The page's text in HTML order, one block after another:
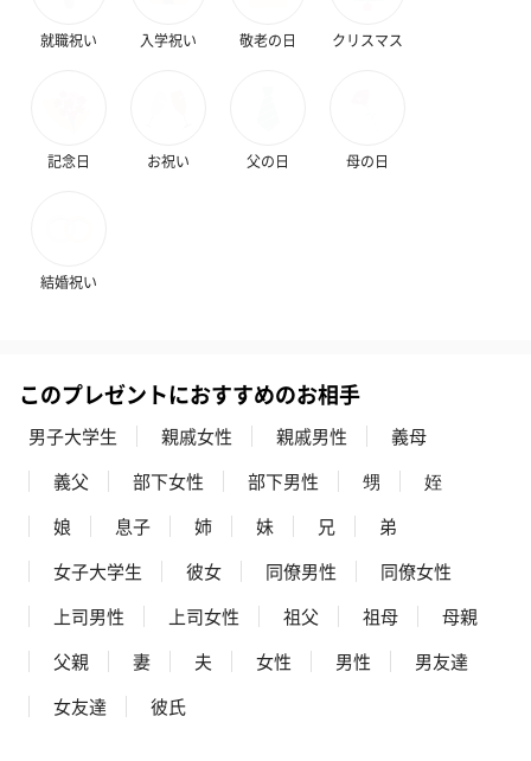
就職祝い 入学祝い 敬老の日 クリスマス
記念日 お祝い 父の日 母の日
結婚祝い
このプレゼントにおすすめのお相手
男子大学生 親戚女性 親戚男性
義母
義父
部下女性 部下男性 甥
姪
娘
息子 姉 妹 兄
弟
女子大学生
彼女 同僚男性
同僚女性
上司男性
上司女性 祖父 祖母
母親
父親
妻 夫 女性 男性
男友達
女友達
彼氏